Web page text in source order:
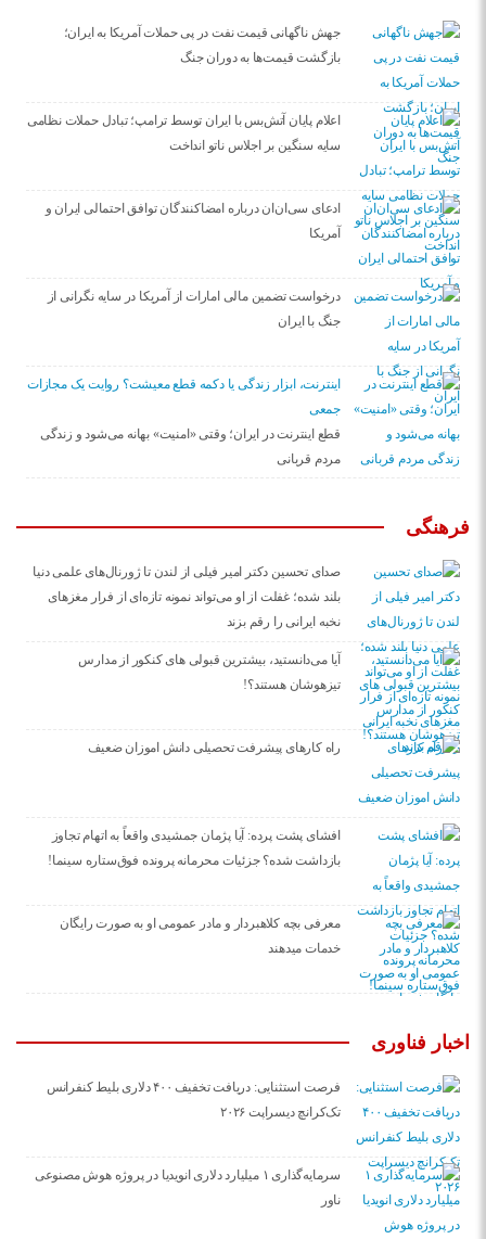
جهش ناگهانی قیمت نفت در پی حملات آمریکا به ایران؛
بازگشت قیمت‌ها به دوران جنگ
اعلام پایان آتش‌بس با ایران توسط ترامپ؛ تبادل حملات نظامی
سایه سنگین بر اجلاس ناتو انداخت
ادعای سی‌ان‌ان درباره امضاکنندگان توافق احتمالی ایران و
آمریکا
درخواست تضمین مالی امارات از آمریکا در سایه نگرانی از
جنگ با ایران
اینترنت، ابزار زندگی یا دکمه قطع معیشت؟ روایت یک مجازات
جمعی
قطع اینترنت در ایران؛ وقتی «امنیت» بهانه می‌شود و زندگی
مردم قربانی
فرهنگی
صدای تحسین دکتر امیر فیلی از لندن تا ژورنال‌های علمی دنیا
بلند شده؛ غفلت از او می‌تواند نمونه تازه‌ای از فرار مغزهای
نخبه ایرانی را رقم بزند
آیا می‌دانستید، بیشترین قبولی های کنکور از مدارس
تیزهوشان هستند؟!
راه کارهای پیشرفت تحصیلی دانش اموزان ضعیف
افشای پشت پرده: آیا پژمان جمشیدی واقعاً به اتهام تجاوز
بازداشت شده؟ جزئیات محرمانه پرونده فوق‌ستاره سینما!
معرفی بچه کلاهبردار و مادر عمومی او به صورت رایگان
خدمات میدهند
اخبار فناوری
فرصت استثنایی: دریافت تخفیف ۴۰۰ دلاری بلیط کنفرانس
تک‌کرانچ دیسراپت ۲۰۲۶
سرمایه‌گذاری ۱ میلیارد دلاری انویدیا در پروژه هوش مصنوعی
ناور